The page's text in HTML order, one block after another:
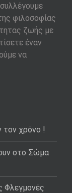
φιλοσοφίας
ζωής με
έναν
να
τον χρόνο !
στο Σώμα
Φλεγμονές